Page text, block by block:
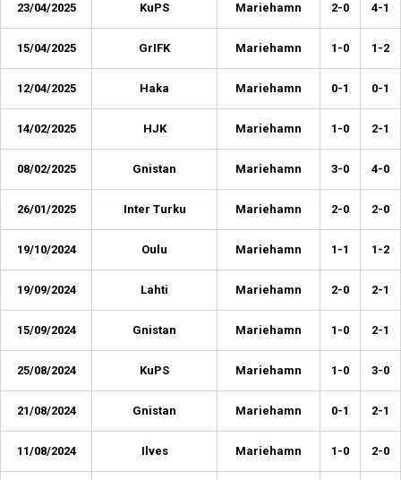
23/04/2025 KuPS Mariehamn 2-0 4-1
15/04/2025 GrIFK Mariehamn 1-0 1-2
12/04/2025 Haka Mariehamn 0-1 0-1
14/02/2025 HJK Mariehamn 1-0 2-1
08/02/2025 Gnistan Mariehamn 3-0 4-0
26/01/2025 Inter Turku Mariehamn 2-0 2-0
19/10/2024 Oulu Mariehamn 1-1 1-2
19/09/2024 Lahti Mariehamn 2-0 2-1
15/09/2024 Gnistan Mariehamn 1-0 2-1
25/08/2024 KuPS Mariehamn 1-0 3-0
21/08/2024 Gnistan Mariehamn 0-1 2-1
11/08/2024 Ilves Mariehamn 1-0 2-0